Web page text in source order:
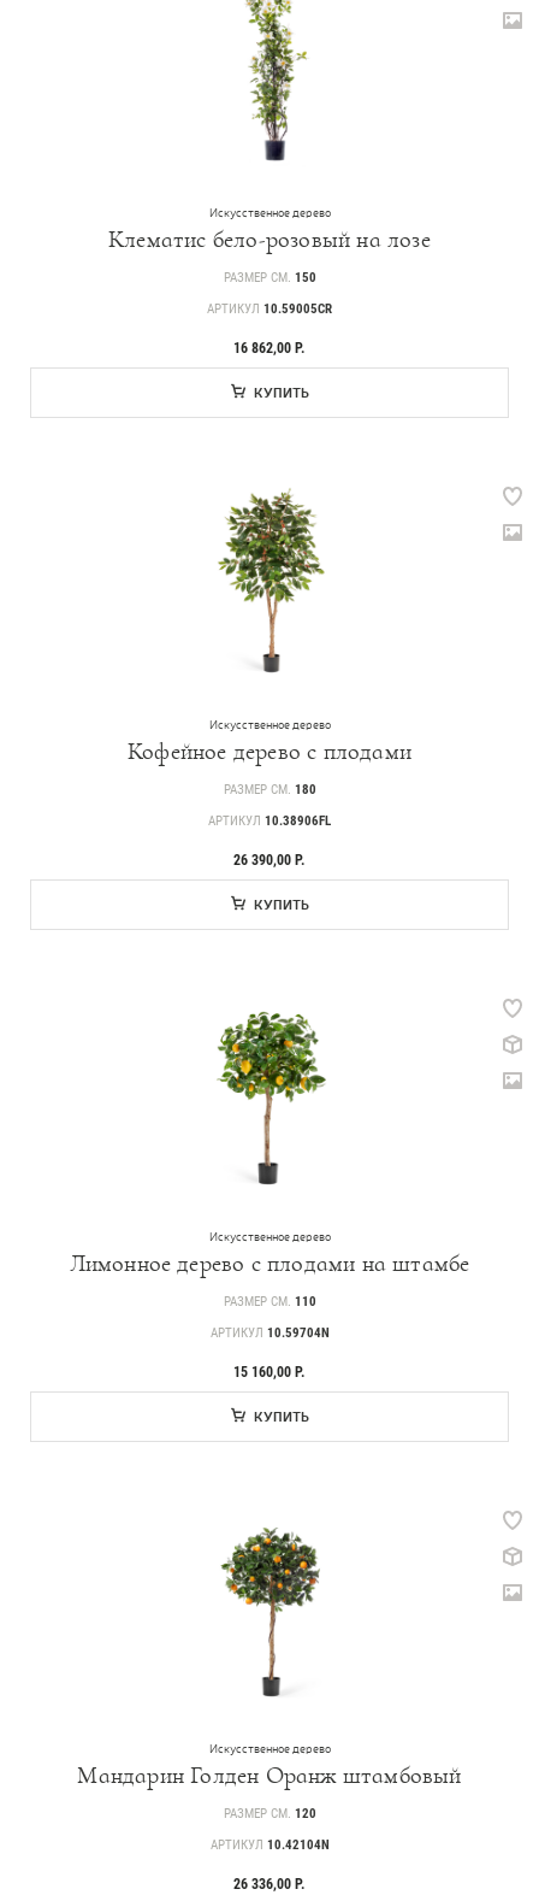
Искусственное дерево
Клематис бело-розовый на лозе
РАЗМЕР СМ. 150
АРТИКУЛ 10.59005CR
16 862,00 Р.
КУПИТЬ
Искусственное дерево
Кофейное дерево с плодами
РАЗМЕР СМ. 180
АРТИКУЛ 10.38906FL
26 390,00 Р.
КУПИТЬ
Искусственное дерево
Лимонное дерево с плодами на штамбе
РАЗМЕР СМ. 110
АРТИКУЛ 10.59704N
15 160,00 Р.
КУПИТЬ
Искусственное дерево
Мандарин Голден Оранж штамбовый
РАЗМЕР СМ. 120
АРТИКУЛ 10.42104N
26 336,00 Р.